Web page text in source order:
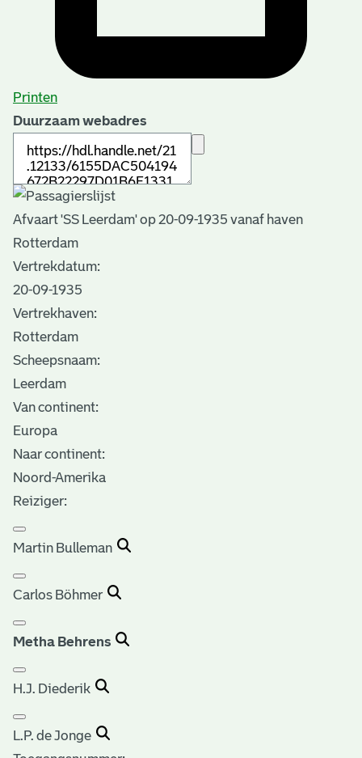
Printen
Duurzaam webadres
Afvaart 'SS Leerdam' op 20-09-1935 vanaf haven
Rotterdam
Vertrekdatum:
20-09-1935
Vertrekhaven:
Rotterdam
Scheepsnaam:
Leerdam
Van continent:
Europa
Naar continent:
Noord-Amerika
Reiziger:
Martin Bulleman
Carlos Böhmer
Metha Behrens
H.J. Diederik
L.P. de Jonge